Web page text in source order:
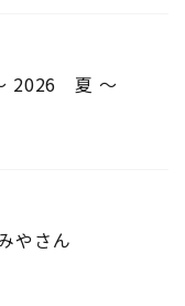
2026 夏 ～
やさん